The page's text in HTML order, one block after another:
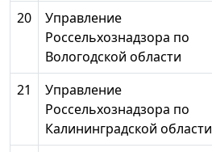
20
Управление
Россельхознадзора по
Вологодской области
21
Управление
Россельхознадзора по
Калининградской области